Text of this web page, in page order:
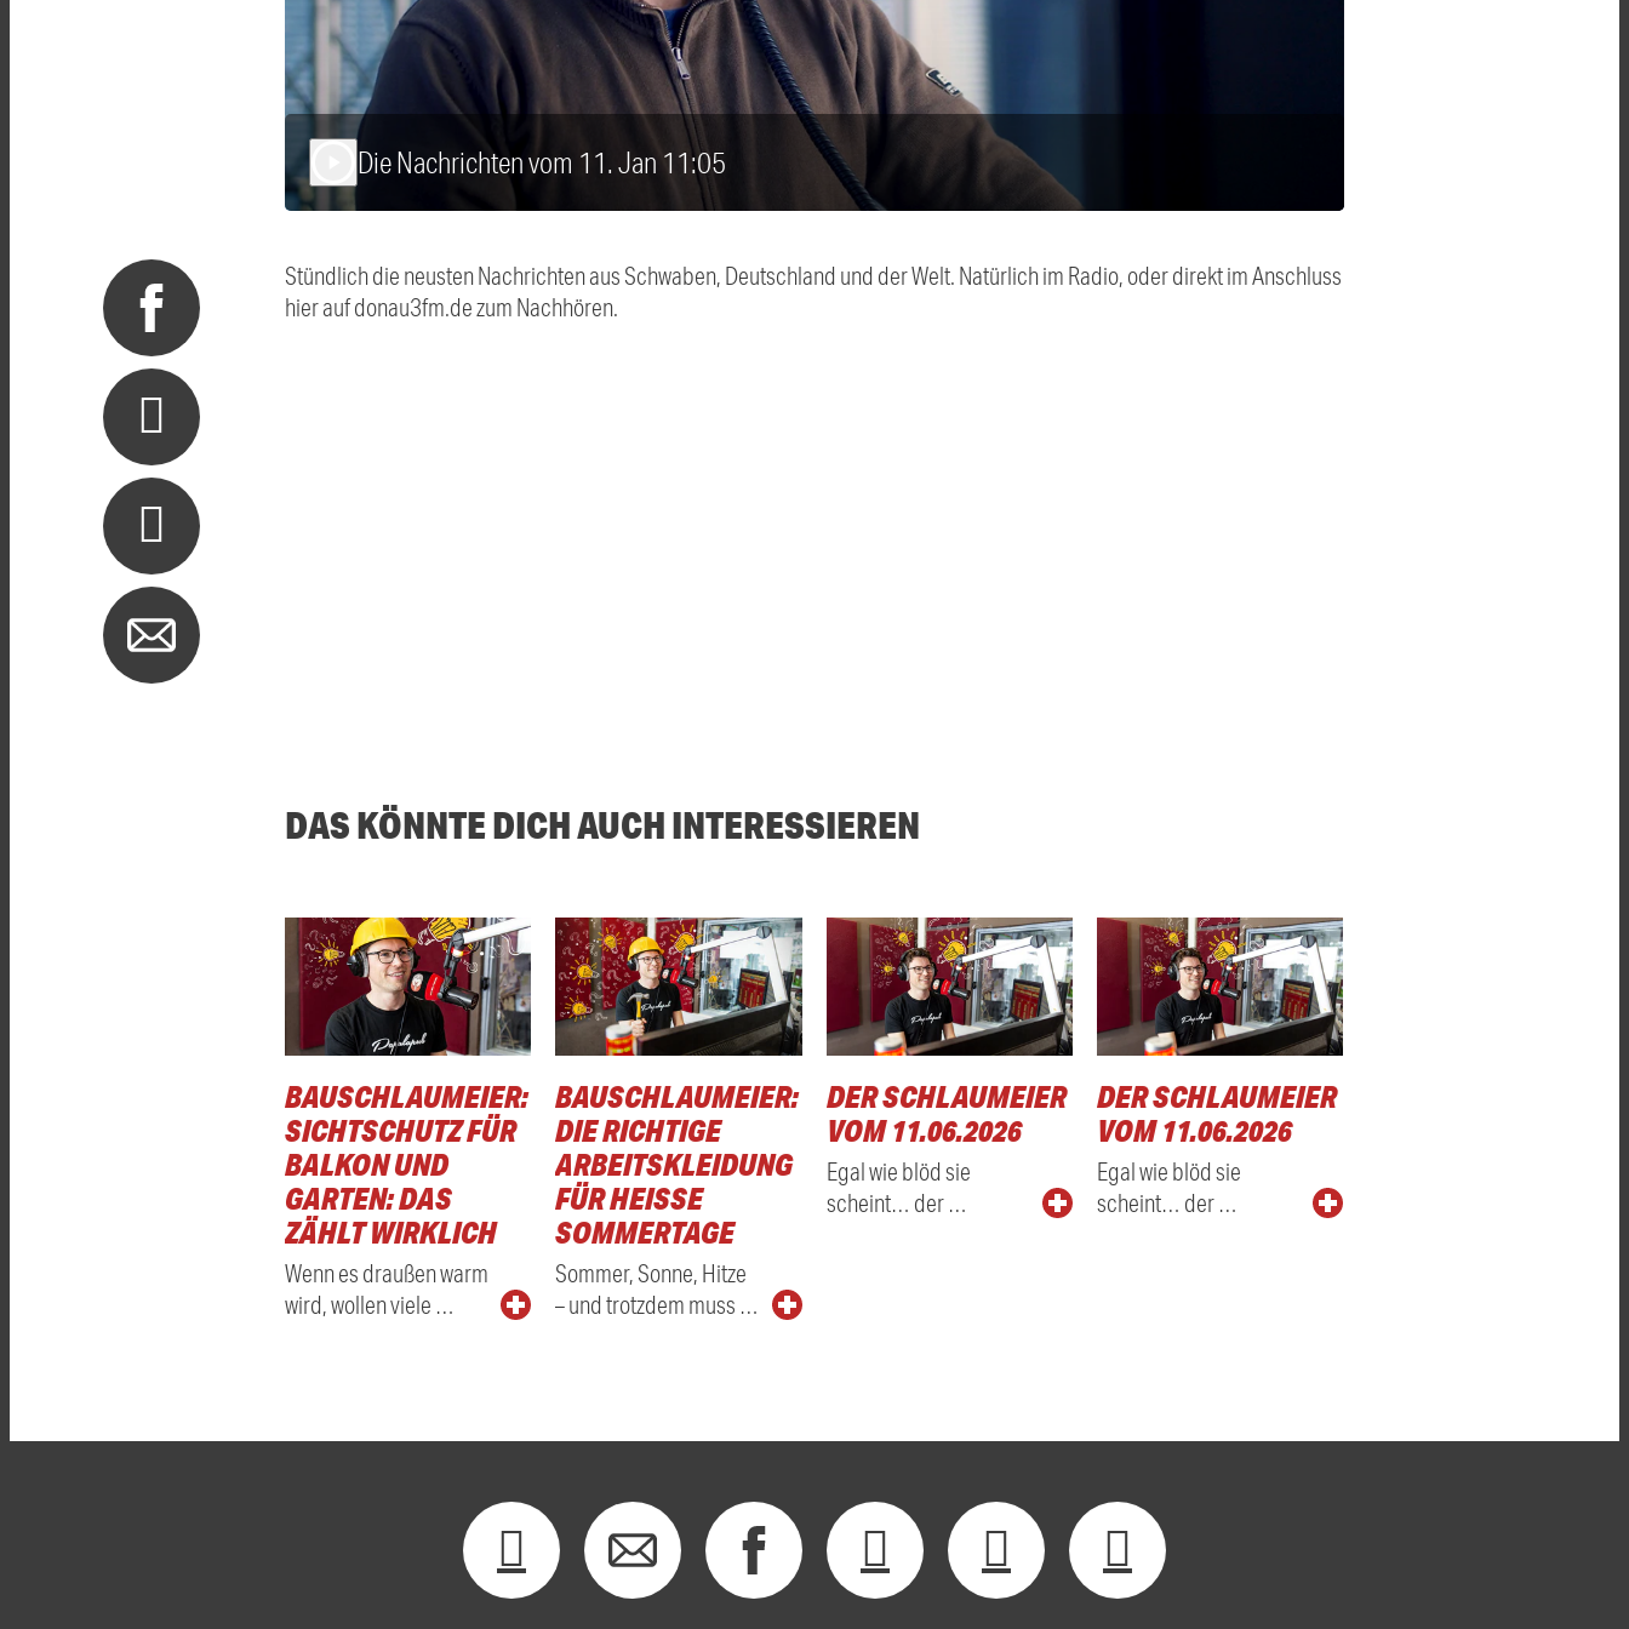
Die Nachrichten vom 11. Jan 11:05
Stündlich die neusten Nachrichten aus Schwaben, Deutschland und der Welt. Natürlich im Radio, oder direkt im Anschluss
hier auf donau3fm.de zum Nachhören.
DAS KÖNNTE DICH AUCH INTERESSIEREN
BAUSCHLAUMEIER:
SICHTSCHUTZ FÜR
BALKON UND
GARTEN: DAS
ZÄHLT WIRKLICH
Wenn es draußen warm
wird, wollen viele …
BAUSCHLAUMEIER:
DIE RICHTIGE
ARBEITSKLEIDUNG
FÜR HEISSE S
OMMERTAGE
Sommer, Sonne, Hitze
– und trotzdem muss …
DER SCHLAUMEIER
VOM 11.06.2026
Egal wie blöd sie
scheint… der …
DER SCHLAUMEIER
VOM 11.06.2026
Egal wie blöd sie
scheint… der …